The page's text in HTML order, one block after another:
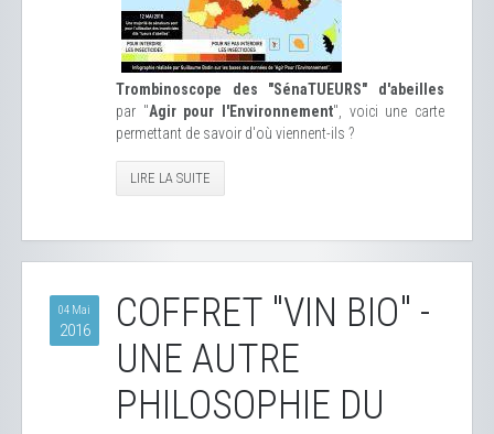
Trombinoscope des "SénaTUEURS" d'abeilles
par "Agir pour l'Environnement", voici une carte
permettant de savoir d'où viennent-ils ?
LIRE LA SUITE
04 Mai
2016
COFFRET "VIN BIO" -
UNE AUTRE
PHILOSOPHIE DU